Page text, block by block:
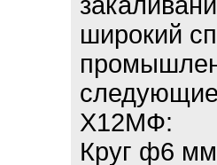
широкий
Х12МФ:
Круг ф6